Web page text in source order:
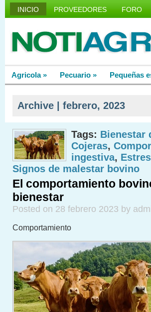
INICIO PROVEEDORES FORO
Agricola» Pecuario » Pequeñas
Archive | febrero, 2023
Tags: Bienestar
Cojeras,
ingestiva,
Signos de malestar bovino
El comportamiento
bienestar
Posted on 28 febrero 2023 by
Comportamiento